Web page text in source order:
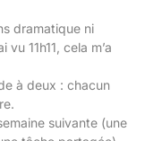
dramatique ni
11h11, cela m’a
à deux : chacun
suivante (une